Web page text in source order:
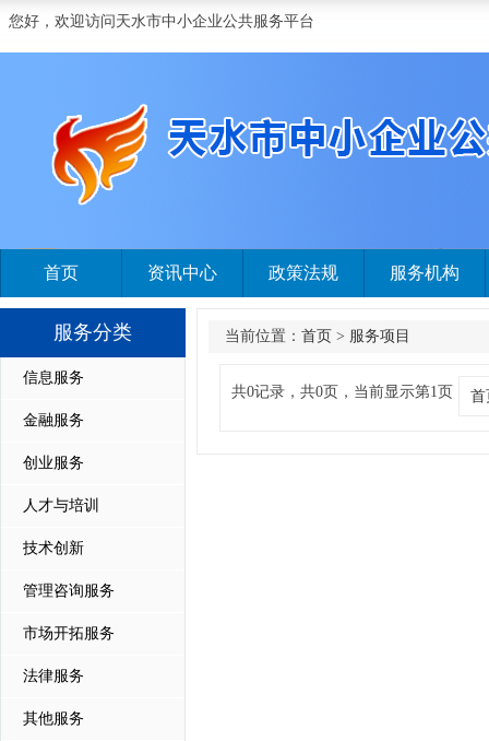
您好，欢迎访问天水市中小企业公共服务平台
首页 资讯中心 政策法规 服务机构
服务分类
信息服务
金融服务
创业服务
人才与培训
技术创新
管理咨询服务
市场开拓服务
法律服务
其他服务
当前位置： 首页 > 服务项目
共0记录，共0页，当前显示第1页 首